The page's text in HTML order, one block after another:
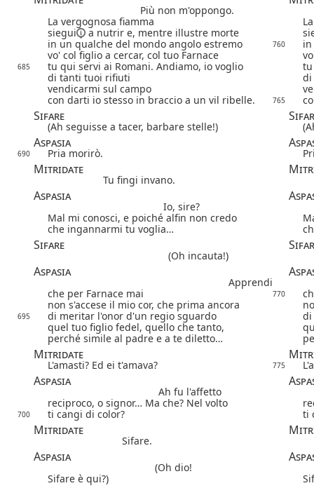
Più non m'oppongo.
La vergognosa fiamma
siegui
a nutrir e, mentre illustre morte
in un qualche del mondo angolo estremo
760
vo' col figlio a cercar, col tuo Farnace
685 tu qui servi ai Romani. Andiamo, io voglio
tu
di tanti tuoi rifiuti
di
vendicarmi sul campo
con darti io stesso in braccio a un vil ribelle.
765
Sifare
(Ah seguisse a tacer, barbare stelle!)
Aspasia
690 Pria morirò.
Mitridate
Tu fingi invano.
Aspasia
Io, sire?
Mal mi conosci, e poiché alfin non credo
che ingannarmi tu voglia…
Sifare
(Oh incauta!)
Aspasia
Apprendi
che per Farnace mai
770
non s'accese il mio cor, che prima ancora
695 di meritar l'onor d'un regio sguardo
di
quel tuo figlio fedel, quello che tanto,
perché simile al padre e a te diletto…
Mitridate
L'amasti? Ed ei t'amava? 775
Aspasia
Ah fu l'affetto
reciproco, o signor… Ma che? Nel volto
700 ti cangi di color? ti
Mitridate
Sifare.
Aspasia
(Oh dio!
Sifare è qui?)